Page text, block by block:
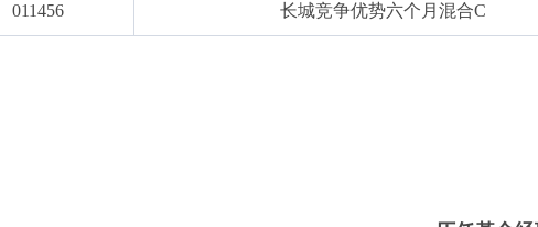
011456 长城竞争优势六个月混合C